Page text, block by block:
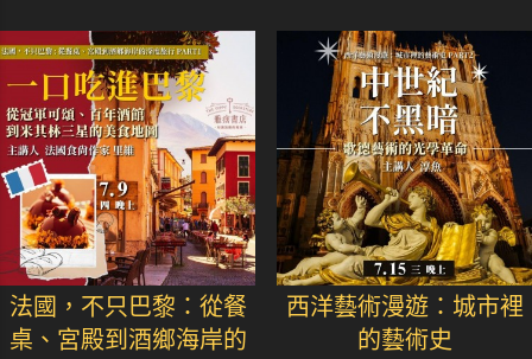
法國，不只巴黎：從餐
桌、宮殿到酒鄉海岸的
西洋藝術漫遊：城市裡
的藝術史